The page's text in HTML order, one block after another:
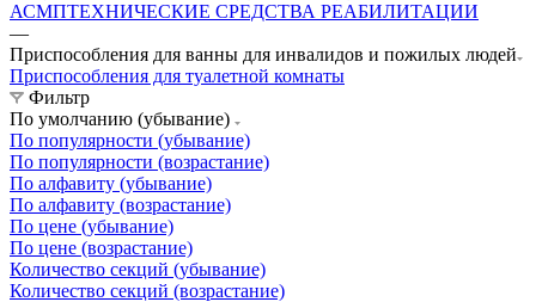
АСМПТЕХНИЧЕСКИЕ СРЕДСТВА РЕАБИЛИТАЦИИ
—
Приспособления для ванны для инвалидов и пожилых людей
Приспособления для туалетной комнаты
Фильтр
По умолчанию (убывание)
По популярности (убывание)
По популярности (возрастание)
По алфавиту (убывание)
По алфавиту (возрастание)
По цене (убывание)
По цене (возрастание)
Количество секций (убывание)
Количество секций (возрастание)